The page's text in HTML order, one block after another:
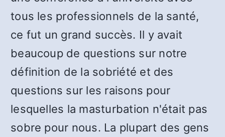
tous les professionnels de la santé,
ce fut un grand succès. Il y avait
beaucoup de questions sur notre
définition de la sobriété et des
questions sur les raisons pour
lesquelles la masturbation n'était pas
sobre pour nous. La plupart des gens